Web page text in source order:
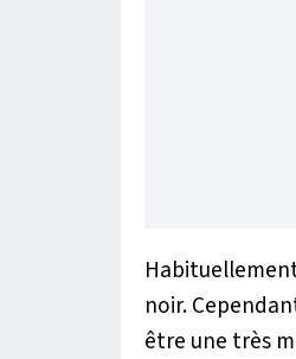
noir.
être une très